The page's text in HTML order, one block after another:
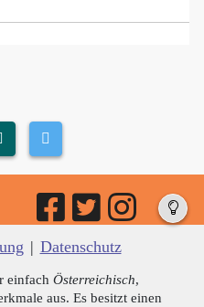
| Datenschutz
einfach Österreichisch,
aus. Es besitzt einen